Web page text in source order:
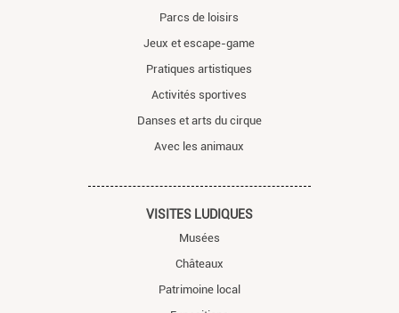
Parcs de loisirs
Jeux et escape-game
Pratiques artistiques
Activités sportives
Danses et arts du cirque
Avec les animaux
VISITES LUDIQUES
Musées
Châteaux
Patrimoine local